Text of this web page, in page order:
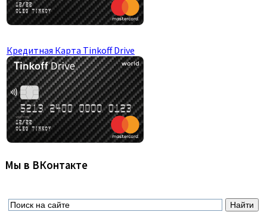
Кредитная Карта Tinkoff Drive
Мы в ВКонтакте